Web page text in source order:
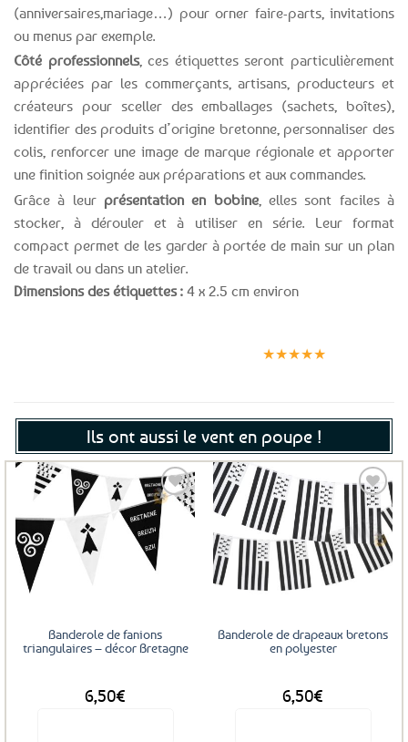
(anniversaires,mariage…) pour orner faire-parts, invitations
ou menus par exemple.
Côté professionnels, ces étiquettes seront particulièrement
appréciées par les commerçants, artisans, producteurs et
créateurs pour sceller des emballages (sachets, boîtes),
identifier des produits d’origine bretonne, personnaliser des
colis, renforcer une image de marque régionale et apporter
une finition soignée aux préparations et aux commandes.
Grâce à leurprésentation en bobine, elles sont faciles à
stocker, à dérouler et à utiliser en série. Leur format
compact permet de les garder à portée de main sur un plan
de travail ou dans un atelier.
Dimensions des étiquettes : 4 x 2.5 cm environ
★★★★★
Ils ont aussi le vent en poupe !
Ajouter
favoris
Banderole de fanions
triangulaires – décor Bretagne
6,50€
Ajouter
aux
favoris
Banderole de drapeaux bretons
en polyester
6,50€